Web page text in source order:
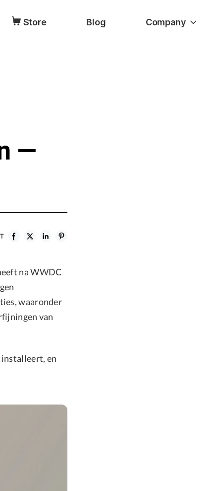
Store Blog Company
—
na WWDC
waaronder
van
installeert, en